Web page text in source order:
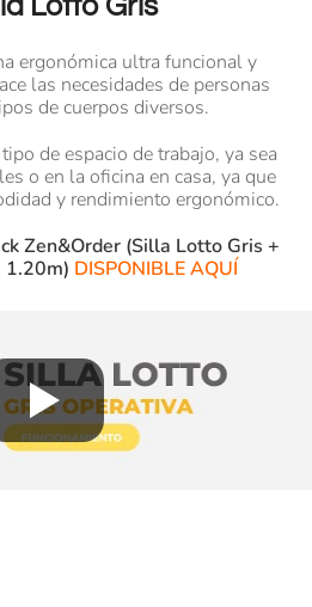
ergonómica ultra funcional y
las necesidades de personas
de cuerpos diversos.
de espacio de trabajo, ya sea
o en la oficina en casa, ya que
y rendimiento ergonómico.
Zen&Order (Silla Lotto Gris +
1.20m) DISPONIBLE AQUÍ